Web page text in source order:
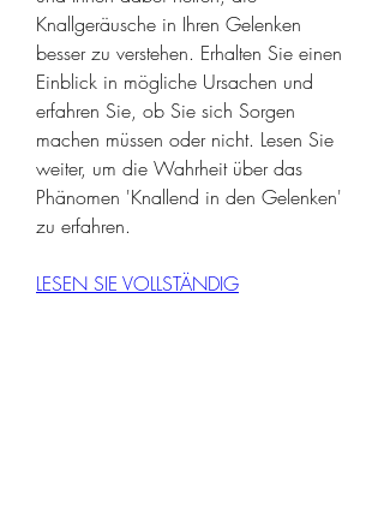
Knallgeräusche in Ihren Gelenken
besser zu verstehen. Erhalten Sie einen
Einblick in mögliche Ursachen und
erfahren Sie, ob Sie sich Sorgen
machen müssen oder nicht. Lesen Sie
weiter, um die Wahrheit über das
Phänomen 'Knallend in den Gelenken'
zu erfahren.
LESEN SIE VOLLSTÄNDIG